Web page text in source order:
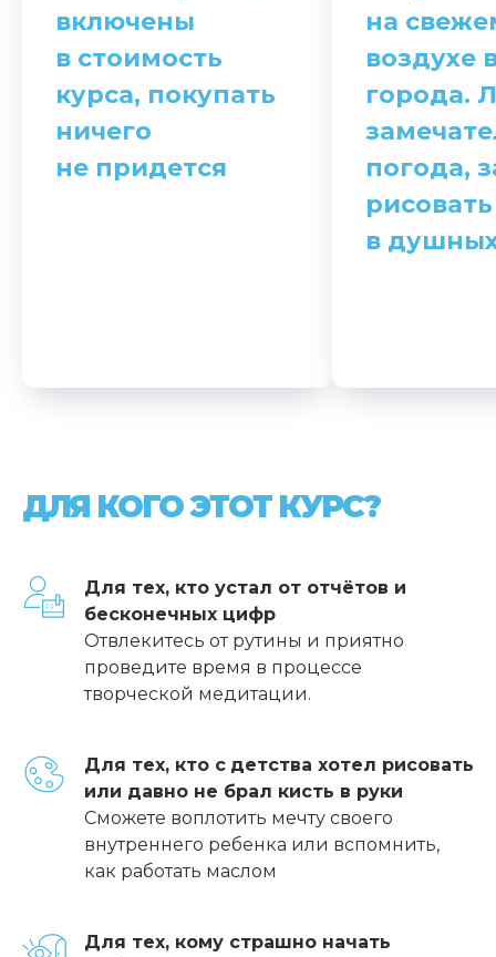
включены
в стоимость
курса, покупать
ничего
не придется
на
воздухе
города.
погода,
рисовать
в
ДЛЯ КОГО ЭТОТ КУРС?
Для тех, кто устал от отчётов и
бесконечных цифр
Отвлекитесь от рутины и приятно
проведите время в процессе
творческой медитации.
Для тех, кто с детства хотел рисовать
или давно не брал кисть в руки
Сможете воплотить мечту своего
внутреннего ребенка или вспомнить,
как работать маслом
Для тех, кому страшно начать